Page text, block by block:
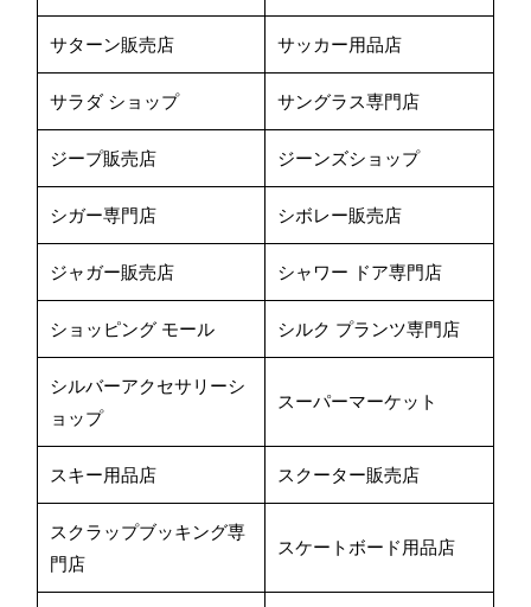
サターン販売店 サッカー用品店
サラダ ショップ サングラス専門店
ジープ販売店 ジーンズショップ
シガー専門店 シボレー販売店
ジャガー販売店 シャワー ドア専門店
ショッピング モール シルク プランツ専門店
シルバーアクセサリーシ
ョップ
スーパーマーケット
スキー用品店 スクーター販売店
スクラップブッキング専
門店
スケートボード用品店